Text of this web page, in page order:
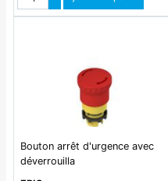
Bouton arrêt d'urgence avec
déverrouilla